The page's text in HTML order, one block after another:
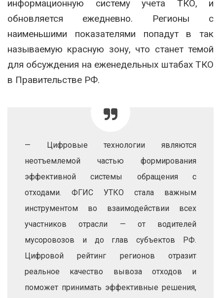
информационную систему учета ТКО, и
обновляется ежедневно. Регионы с
наименьшими показателями попадут в так
называемую красную зону, что станет темой
для обсуждения на еженедельных штабах ТКО
в Правительстве РФ.
— Цифровые технологии являются
неотъемлемой частью формирования
эффективной системы обращения с
отходами. ФГИС УТКО стала важным
инструментом во взаимодействии всех
участников отрасли — от водителей
мусоровозов и до глав субъектов РФ.
Цифровой рейтинг регионов отразит
реальное качество вывоза отходов и
поможет принимать эффективные решения,